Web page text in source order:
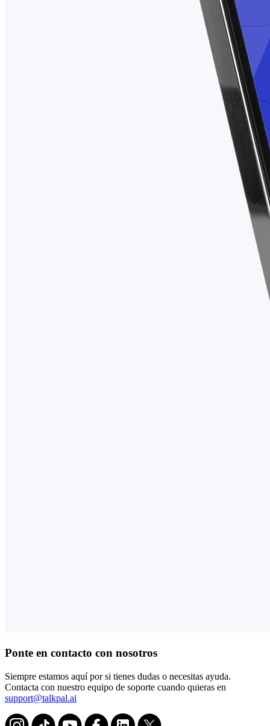
Ponte en contacto con nosotros
Siempre estamos aquí por si tienes dudas o necesitas ayuda.
Contacta con nuestro equipo de soporte cuando quieras en
support@talkpal.ai